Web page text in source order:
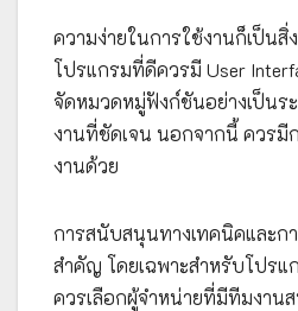
ความง่ายในการใช้งานก็เป็น
โปรแกรมที่ดีควรมี User
จัดหมวดหมู่ฟังก์ชันอย่างเป็นร
งานที่ชัดเจน นอกจากนี้ ควรมี
งานด้วย
การสนับสนุนทางเทคนิคและก
สำคัญ โดยเฉพาะสำหรับโปร
ควรเลือกผู้จำหน่ายที่มีทีมงาน